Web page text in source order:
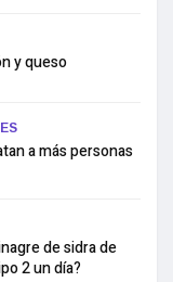
y queso
a más personas
de sidra de
2 un día?